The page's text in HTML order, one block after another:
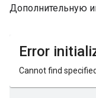
Дополнительную